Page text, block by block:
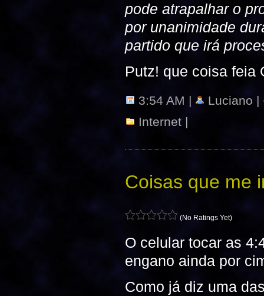
pode atrapalhar o
por unanimidade
partido que irá
Putz! que coisa feia
3:54 AM |
Luciano |
Internet |
Coisas que me
(No Ratings Yet)
O celular tocar as
engano ainda por
Como já diz uma